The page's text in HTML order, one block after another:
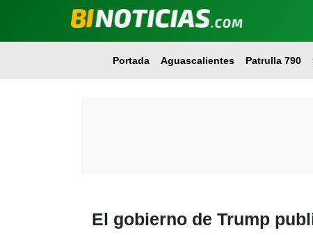
Portada Aguascalientes Patrulla 790
El gobierno de Trump